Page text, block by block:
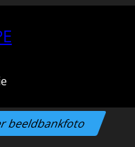
beeldbankfoto